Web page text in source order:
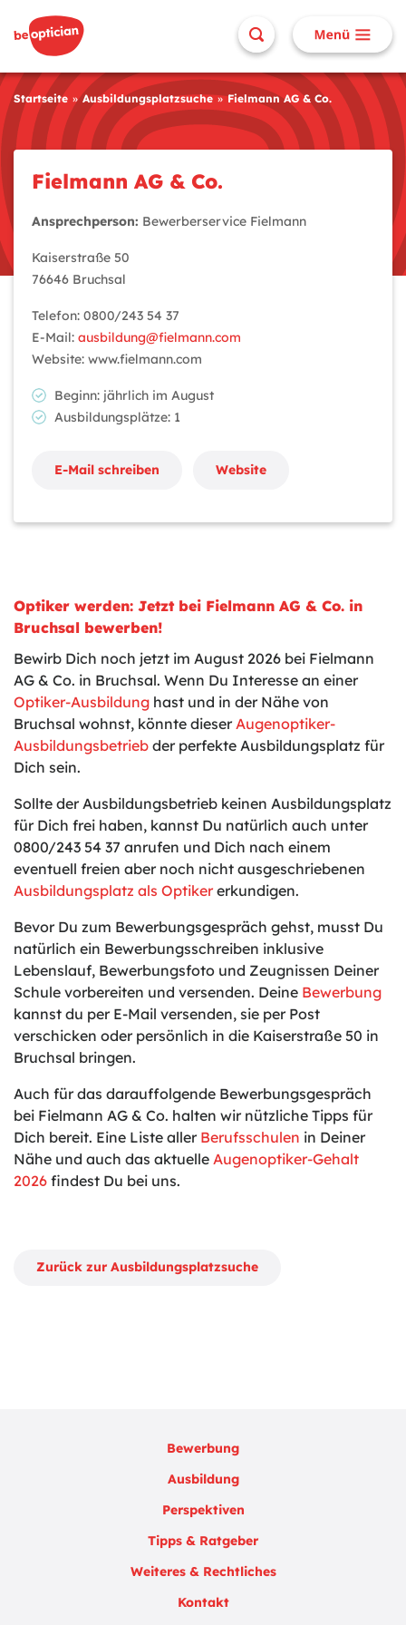
Startseite Ausbildungsplatzsuche Fielmann AG & Co.
Fielmann AG & Co.
Ansprechperson: Bewerberservice Fielmann
Kaiserstraße 50
76646 Bruchsal
Telefon: 0800/243 54 37
E-Mail: ausbildung@fielmann.com
Website: www.fielmann.com
Beginn: jährlich im August
Ausbildungsplätze: 1
E-Mail schreiben Website
Optiker werden: Jetzt bei Fielmann AG & Co. in
Bruchsal bewerben!
Bewirb Dich noch jetzt im August 2026 bei Fielmann
AG & Co. in Bruchsal. Wenn Du Interesse an einer
Optiker-Ausbildung hast und in der Nähe von
Bruchsal wohnst, könnte dieser Augenoptiker-
Ausbildungsbetrieb der perfekte Ausbildungsplatz für
Dich sein.
Sollte der Ausbildungsbetrieb keinen Ausbildungsplatz
für Dich frei haben, kannst Du natürlich auch unter
0800/243 54 37 anrufen und Dich nach einem
eventuell freien aber noch nicht ausgeschriebenen
Ausbildungsplatz als Optiker erkundigen.
Bevor Du zum Bewerbungsgespräch gehst, musst Du
natürlich ein Bewerbungsschreiben inklusive
Lebenslauf, Bewerbungsfoto und Zeugnissen Deiner
Schule vorbereiten und versenden. Deine Bewerbung
kannst du per E-Mail versenden, sie per Post
verschicken oder persönlich in die Kaiserstraße 50 in
Bruchsal bringen.
Auch für das darauffolgende Bewerbungsgespräch
bei Fielmann AG & Co. halten wir nützliche Tipps für
Dich bereit. Eine Liste aller Berufsschulen in Deiner
Nähe und auch das aktuelle Augenoptiker-Gehalt
2026 findest Du bei uns.
Zurück zur Ausbildungsplatzsuche
Bewerbung
Ausbildung
Perspektiven
Tipps & Ratgeber
Weiteres & Rechtliches
Kontakt